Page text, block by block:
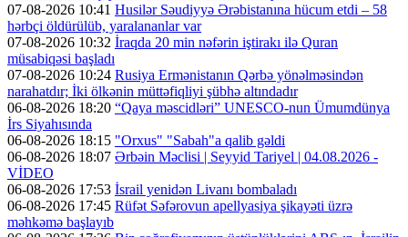
07-08-2026 10:41 Husilər Səudiyyə Ərəbistanına hücum etdi – 58
hərbçi öldürülüb, yaralananlar var
07-08-2026 10:32 İraqda 20 min nəfərin iştirakı ilə Quran
müsabiqəsi başladı
07-08-2026 10:24 Rusiya Ermənistanın Qərbə yönəlməsindən
narahatdır; İki ölkənin müttəfiqliyi şübhə altındadır
06-08-2026 18:20 “Qaya məscidləri” UNESCO-nun Ümumdünya
İrs Siyahısında
06-08-2026 18:15 "Orxus" "Sabah"a qalib gəldi
06-08-2026 18:07 Ərbəin Məclisi | Seyyid Tariyel | 04.08.2026 -
VİDEO
06-08-2026 17:53 İsrail yenidən Livanı bombaladı
06-08-2026 17:45 Rüfət Səfərovun apellyasiya şikayəti üzrə
məhkəmə başlayıb